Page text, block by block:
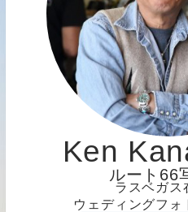
Ken
ルート66
ラスベガス
ウェディングフォ